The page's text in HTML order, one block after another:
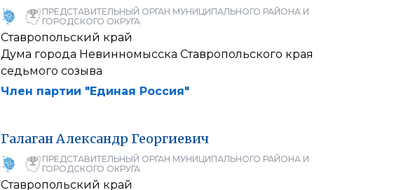
ПРЕДСТАВИТЕЛЬНЫЙ ОРГАН МУНИЦИПАЛЬНОГО РАЙОНА И
ГОРОДСКОГО ОКРУГА
Ставропольский край
Дума города Невинномысска Ставропольского края
седьмого созыва
Член партии "Единая Россия"
ГалаганАлександр Георгиевич
ПРЕДСТАВИТЕЛЬНЫЙ ОРГАН МУНИЦИПАЛЬНОГО РАЙОНА И
ГОРОДСКОГО ОКРУГА
Ставропольский край